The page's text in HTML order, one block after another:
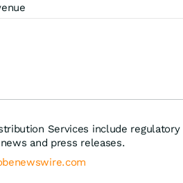
Services include
and press releases.